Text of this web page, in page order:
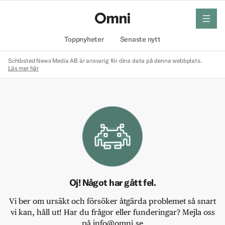
Toppnyheter Senaste nytt
meny
Schibsted News Media AB är ansvarig för dina data på denna webbplats.
Läs mer här
Oj! Något har gått fel.
Vi ber om ursäkt och försöker åtgärda problemet så snart
vi kan, håll ut! Har du frågor eller funderingar? Mejla oss